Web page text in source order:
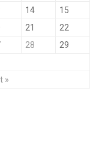
»
14
15
21
22
28
29